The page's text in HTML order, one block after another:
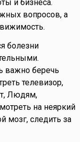
и бизнеса.
вопросов, а
болезни
важно беречь
телевизор,
Людям,
на неяркий
мозг, следить за